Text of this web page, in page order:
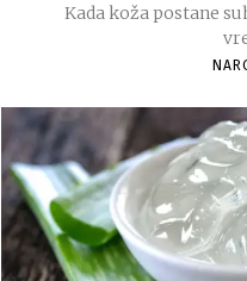
Kada koža postane